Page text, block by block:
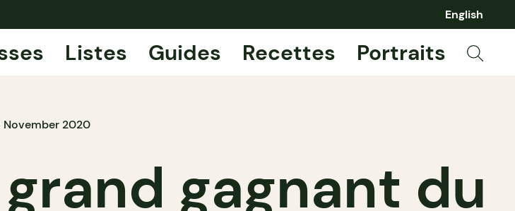
English
Listes Guides Recettes Portraits
November 2020
gagnant du